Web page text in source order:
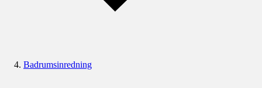
Badrumsinredning